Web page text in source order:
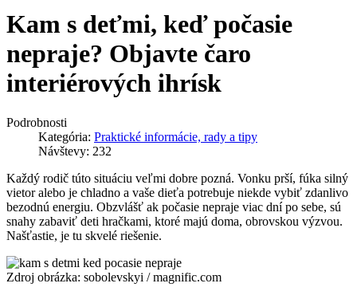
Kam s deťmi, keď počasie
nepraje? Objavte čaro
interiérových ihrísk
Podrobnosti
Kategória: Praktické informácie, rady a tipy
Návštevy: 232
Každý rodič túto situáciu veľmi dobre pozná. Vonku prší, fúka silný
vietor alebo je chladno a vaše dieťa potrebuje niekde vybiť zdanlivo
bezodnú energiu. Obzvlášť ak počasie nepraje viac dní po sebe, sú
snahy zabaviť deti hračkami, ktoré majú doma, obrovskou výzvou.
Našťastie, je tu skvelé riešenie.
Zdroj obrázka: sobolevskyi / magnific.com